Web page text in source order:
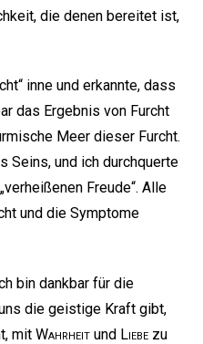
die denen bereitet ist,
inne und erkannte, dass
das Ergebnis von Furcht
Meer dieser Furcht.
Seins, und ich durchquerte
Freude“. Alle
und die Symptome
bin dankbar für die
die geistige Kraft gibt,
mit Wahrheit und Liebe zu